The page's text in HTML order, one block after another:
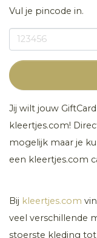
Vul je pincode in.
Jij wilt jouw
kleertjes.com!
mogelijk maar je
een kleertjes.com
Bij kleertjes.com
veel verschillende
stoerste kleding